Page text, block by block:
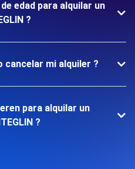
edad para alquilar un
?
cancelar mi alquiler ?
para alquilar un
?